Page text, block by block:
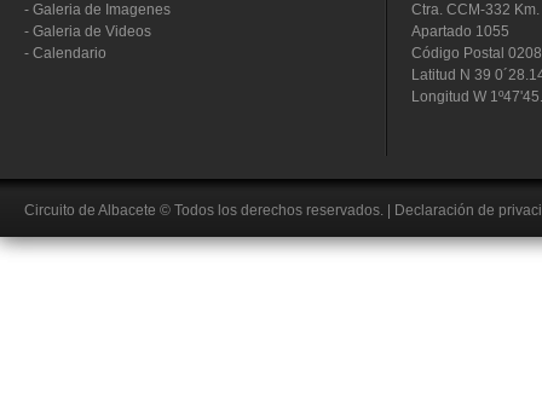
- Galeria de Imagenes
- Galeria de Videos
- Calendario
Ctra. CCM-332
Apartado 1055
Código Postal
Latitud N 39
Longitud W
Circuito de Albacete © Todos los derechos reservados. Declaración de